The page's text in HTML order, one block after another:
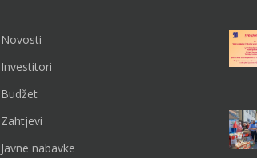
Novosti
Investitori
Budžet
Zahtjevi
Javne nabavke